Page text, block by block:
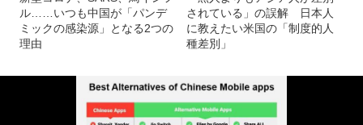
ル……いつも中国が「パンデ
ミックの感染源」となる2つの
理由
されている」の誤解 日本人
に教えたい米国の「制度的人
種差別」